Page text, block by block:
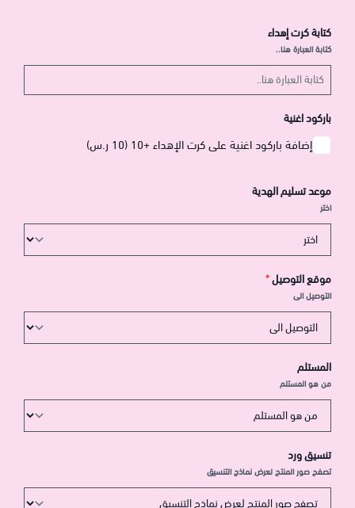
كتابة كرت إهداء
كتابة العبارة هنا..
باركود اغنية
إضافة باركود اغنية على كرت الإهداء +10 (10 ر.س)
موعد تسليم الهدية
اختر
موقع التوصيل*
التوصيل الى
المستلم
من هو المستلم
تنسيق ورد
تصفح صور المنتج لعرض نماذج التنسيق